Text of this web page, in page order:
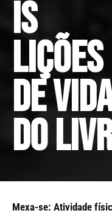
is
lições
de
do
Mexa-se: Atividade